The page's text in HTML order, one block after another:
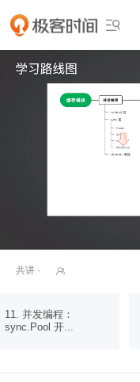

共讲 · 
11. 并发编程：
sync.Pool 开...